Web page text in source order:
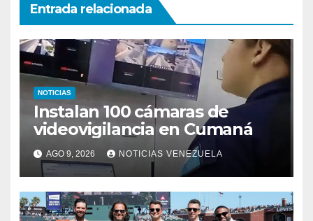
Entrada relacionada
NOTICIAS
Instalan 100 cámaras de
videovigilancia en Cumaná
AGO 9, 2026 NOTICIAS VENEZUELA